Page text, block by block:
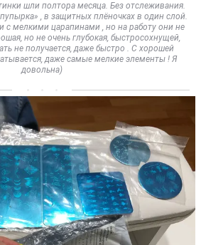
шли полтора месяца. Без отслеживания.
, в защитных плёночках в один слой.
с мелкими царапинами , но на работу они не
но не очень глубокая, быстросохнущей,
не получается, даже быстро . С хорошей
даже самые мелкие элементы ! Я
довольна)